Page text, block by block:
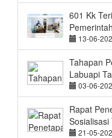
601 Kk
13-06-
Tahapan
Labuapi
03-06-
Rapat
21-05-